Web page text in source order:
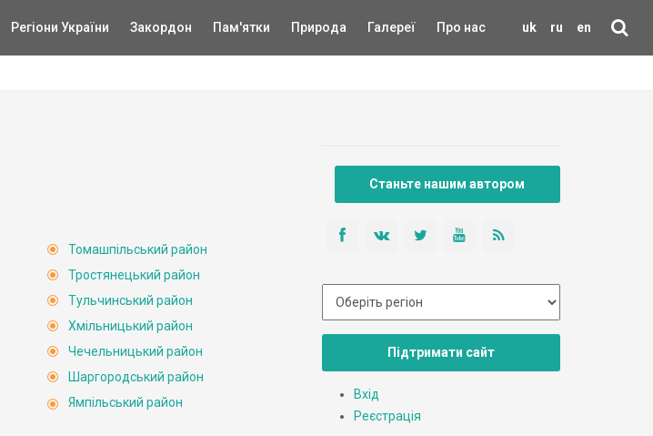
uk ru en
Регіони України Закордон Пам'ятки Природа Галереї Про нас
Томашпільський район
Тростянецький район
Тульчинський район
Хмільницький район
Чечельницький район
Шаргородський район
Ямпільський район
Станьте нашим автором
Підтримати сайт
Вхід
Реєстрація